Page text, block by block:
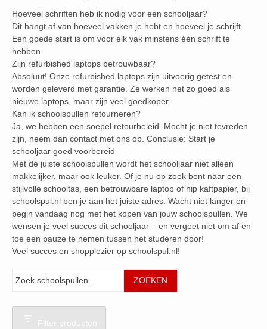
Hoeveel schriften heb ik nodig voor een schooljaar?
Dit hangt af van hoeveel vakken je hebt en hoeveel je schrijft.
Een goede start is om voor elk vak minstens één schrift te
hebben.
Zijn refurbished laptops betrouwbaar?
Absoluut! Onze refurbished laptops zijn uitvoerig getest en
worden geleverd met garantie. Ze werken net zo goed als
nieuwe laptops, maar zijn veel goedkoper.
Kan ik schoolspullen retourneren?
Ja, we hebben een soepel retourbeleid. Mocht je niet tevreden
zijn, neem dan contact met ons op. Conclusie: Start je
schooljaar goed voorbereid
Met de juiste schoolspullen wordt het schooljaar niet alleen
makkelijker, maar ook leuker. Of je nu op zoek bent naar een
stijlvolle schooltas, een betrouwbare laptop of hip kaftpapier, bij
schoolspul.nl ben je aan het juiste adres. Wacht niet langer en
begin vandaag nog met het kopen van jouw schoolspullen. We
wensen je veel succes dit schooljaar – en vergeet niet om af en
toe een pauze te nemen tussen het studeren door!
Veel succes en shopplezier op schoolspul.nl!
ZOEKEN
Filter producten